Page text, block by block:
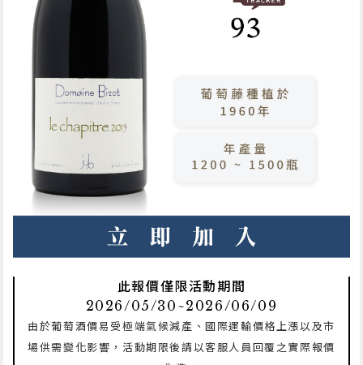
此報價僅限活動期間
2026/05/30~2026/06/09
由於葡萄酒價易受極端氣候減產、國際運輸價格上漲以及市
場供需變化影響，活動期限後請以客服人員回覆之實際報價